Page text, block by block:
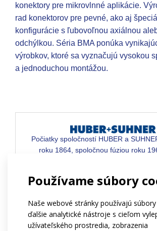
Používame súbory
Naše webové stránky používajú
ďalšie analytické nástroje s cieľom
užívateľského prostredia, zobrazenia
konektory pre mikrovlnné aplikácie.
rad konektorov pre pevné, ako aj
konfigurácie s ľubovoľnou axiálnou
odchýlkou. Séria BMA ponúka
výrobkov, ktoré sa vyznačujú vysokou
a jednoduchou montážou.
Počiatky spoločností HUBER a
roku 1864, spoločnou fúziou roku
oblasti metalickej, rádiofrekvenčnej